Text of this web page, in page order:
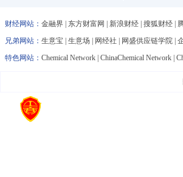
财经网站： 金融界 东方财富网 新浪财经 搜狐财经
兄弟网站： 生意宝 生意场 网经社 网盛供应链学院
特色网站： Chemical Network ChinaChemical Network